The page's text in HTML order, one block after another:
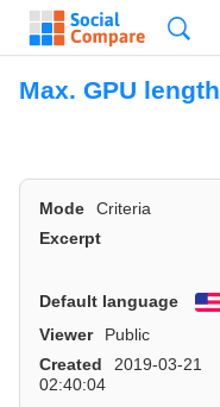
Max. GPU length
Mode Criteria
Excerpt
Default language
Viewer
Public
Created
2019-03-21
02:40:04